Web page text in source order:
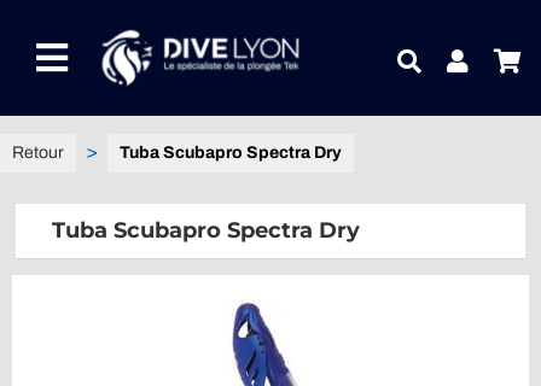
contenuToggle
Navigation
NOTRE UNIVERS PRODUITS
CONTACTEZ-NOUS
Tuba Scubapro Spectra Dry
Tuba Scubapro Spectra Dry